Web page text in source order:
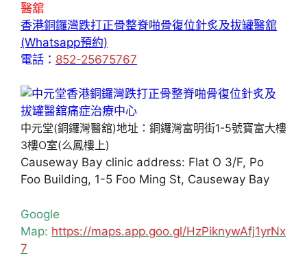
醫舘
香港銅鑼灣跌打正骨整脊啪骨復位針炙及拔罐醫舘
(Whatsapp預約)
電話： 852-25675767
中元堂(銅鑼灣醫舘)地址：銅鑼灣富明街1-5號寶富大樓
3樓O室(么鳳樓上)
Causeway Bay clinic address: Flat O 3/F, Po
Foo Building, 1-5 Foo Ming St, Causeway Bay
Google
Map: https://maps.app.goo.gl/HzPiknywAfj1yrNx
7